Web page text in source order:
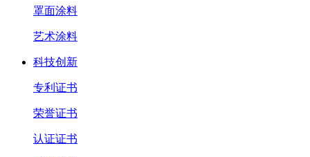
罩面涂料
艺术涂料
科技创新
专利证书
荣誉证书
认证证书